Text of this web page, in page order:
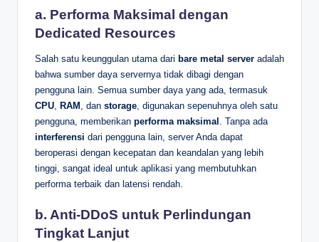
a. Performa Maksimal dengan
Dedicated Resources
Salah satu keunggulan utama dari bare metal server adalah
bahwa sumber daya servernya tidak dibagi dengan
pengguna lain. Semua sumber daya yang ada, termasuk
CPU RAM , dan storage , digunakan sepenuhnya oleh satu
pengguna, memberikan performa maksimal . Tanpa ada
interferensi dari pengguna lain, server Anda dapat
beroperasi dengan kecepatan dan keandalan yang lebih
tinggi, sangat ideal untuk aplikasi yang membutuhkan
performa terbaik dan latensi rendah.
b. Anti-DDoS untuk Perlindungan
Tingkat Lanjut